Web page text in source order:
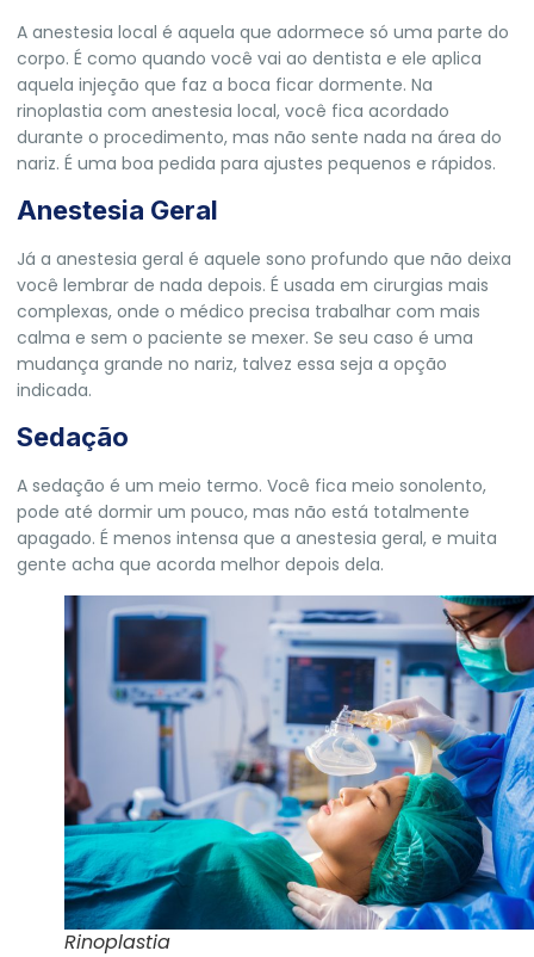
A anestesia local é aquela que adormece só uma parte do
corpo. É como quando você vai ao dentista e ele aplica
aquela injeção que faz a boca ficar dormente. Na
rinoplastia com anestesia local, você fica acordado
durante o procedimento, mas não sente nada na área do
nariz. É uma boa pedida para ajustes pequenos e rápidos.
Anestesia Geral
Já a anestesia geral é aquele sono profundo que não deixa
você lembrar de nada depois. É usada em cirurgias mais
complexas, onde o médico precisa trabalhar com mais
calma e sem o paciente se mexer. Se seu caso é uma
mudança grande no nariz, talvez essa seja a opção
indicada.
Sedação
A sedação é um meio termo. Você fica meio sonolento,
pode até dormir um pouco, mas não está totalmente
apagado. É menos intensa que a anestesia geral, e muita
gente acha que acorda melhor depois dela.
Rinoplastia